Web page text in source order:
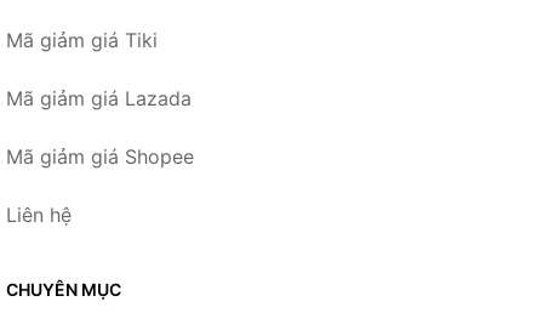
Mã giảm giá Tiki
Mã giảm giá Lazada
Mã giảm giá Shopee
Liên hệ
CHUYÊN MỤC